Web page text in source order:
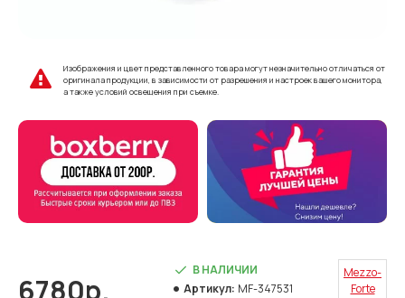
Изображения и цвет представленного товара могут незначительно отличаться от
оригинала продукции, в зависимости от разрешения и настроек вашего монитора,
а также условий освещения при съемке.
6780р.
В НАЛИЧИИ
Артикул: MF-347531
Mezzo-
Forte